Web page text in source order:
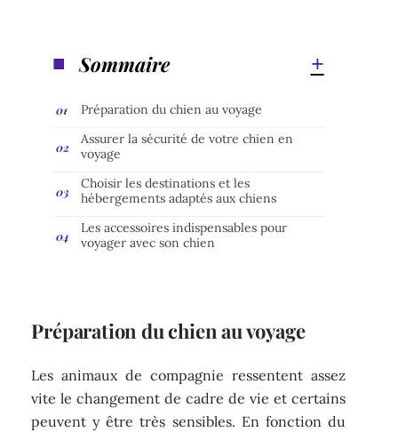
Sommaire
Préparation du chien au voyage
Assurer la sécurité de votre chien en
voyage
Choisir les destinations et les
hébergements adaptés aux chiens
Les accessoires indispensables pour
voyager avec son chien
Préparation du chien au voyage
Les animaux de compagnie ressentent assez
vite le changement de cadre de vie et certains
peuvent y être très sensibles. En fonction du